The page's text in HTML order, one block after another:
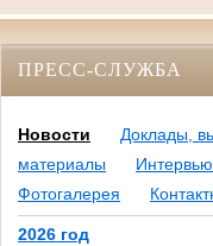
ПРЕСС-СЛУЖБА
Новости
Доклады,
материалы
Фотогалерея
2026 год